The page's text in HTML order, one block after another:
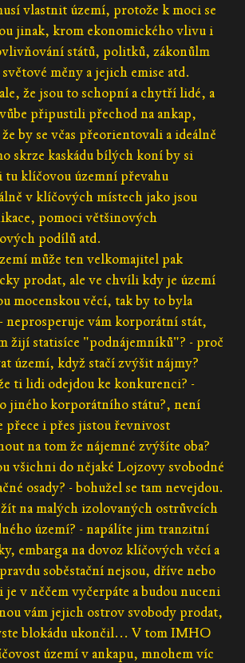
vlastnit území, protože k moci se
jinak, krom ekonomického vlivu i
států, politků, zákonůlm
měny a jejich emise atd.
že jsou to schopní a chytří lidé, a
připustili přechod na ankap,
by se včas přeorientovali a ideálně
skrze kaskádu bílých koní by si
tu klíčovou územní převahu
v klíčových místech jako jsou
pomoci většinových
podílů atd.
může ten velkomajitel pak
prodat, ale ve chvíli kdy je území
mocenskou věcí, tak by to byla
neprosperuje vám korporátní stát,
žijí statisíce "podnájemníků"? - proč
území, když stačí zvýšit nájmy?
ti lidi odejdou ke konkurenci? -
jiného korporátního státu?, není
přece i přes jistou řevnivost
na tom že nájemné zvýšíte oba?
všichni do nějaké Lojzovy svobodné
osady? - bohužel se tam nevejdou.
na malých izolovaných ostrůvcích
území? - napálíte jim tranzitní
embarga na dovoz klíčových věcí a
soběstační nejsou, dříve nebo
je v něčem vyčerpáte a budou nuceni
vám jejich ostrov svobody prodat,
blokádu ukončil... V tom IMHO
území v ankapu, mnohem víc